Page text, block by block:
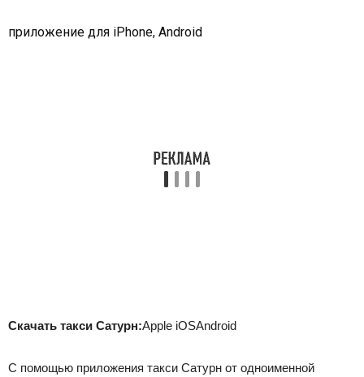
приложение для iPhone, Android
Скачать такси Сатурн:Apple iOSAndroid
С помощью приложения такси Сатурн от одноименной